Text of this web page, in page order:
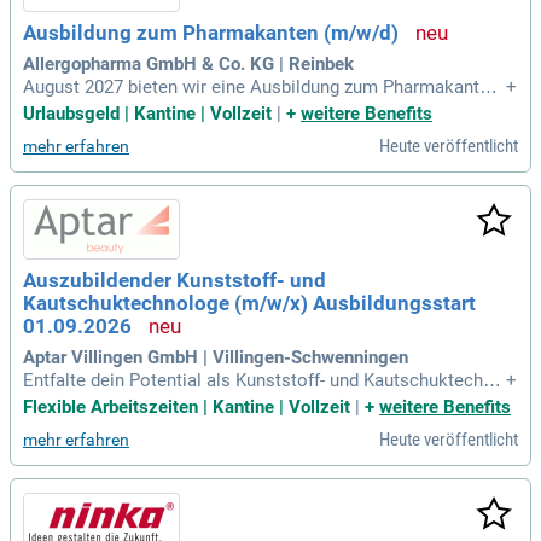
ger Produkte bis hin zur Herstellung homöopathischer Zube
reitungen. Erlebe Teamarbeit und Wissensaustausch auf hö
chstem Niveau!
Ausbildung zum Pharmakanten (m/w/d)
Allergopharma GmbH & Co. KG | Reinbek
August 2027 bieten wir eine Ausbildung zum Pharmakanten
(m/w/d) in Reinbek an.
+
Urlaubsgeld | Kantine | Vollzeit | + weitere Benefits
mehr erfahren Heute veröffentlicht
Auszubildender Kunststoff- und
Kautschuktechnologe (m/w/x) Ausbildungsstart
01.09.2026
Aptar Villingen GmbH | Villingen-Schwenningen
Entfalte dein Potential als Kunststoff- und Kautschuktechno
loge (m/w/x) bei Aptar! Wir suchen talentierte Spezialisten,
armazeutische Industrie herstellen. Du lernst, Spritzgussma
schinen zu bedienen und die Produktionsschritte für innovat
ive Produkte zu meistern. In unserem Werkzeugbau erlangst
du wertvolle Kenntnisse in der Metallbearbeitung. Gute Leist
ungen in Mathematik, Physik und Chemie sind Voraussetzu
+
Flexible Arbeitszeiten | Kantine | Vollzeit
+ weitere Benefits
mehr erfahren Heute veröffentlicht